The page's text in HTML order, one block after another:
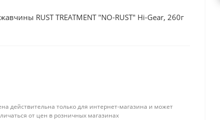
RUST TREATMENT "NO-RUST" Hi-Gear, 260г
действительна только для интернет-магазина и может
от цен в розничных магазинах